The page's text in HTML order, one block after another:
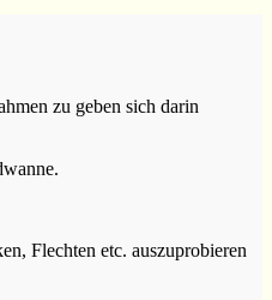
zu geben sich darin
Flechten etc. auszuprobieren